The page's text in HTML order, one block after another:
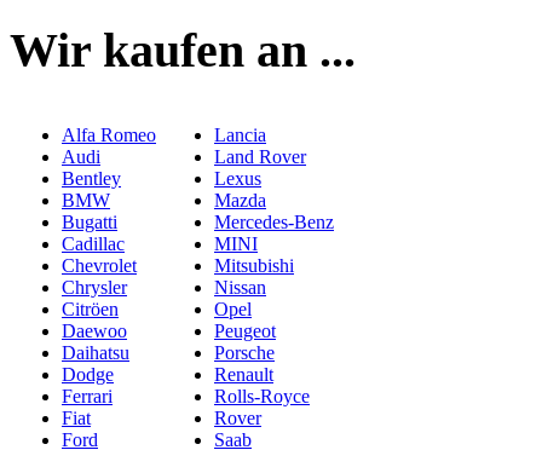
Wir kaufen an ...
Alfa Romeo
Audi
Bentley
BMW
Bugatti
Cadillac
Chevrolet
Chrysler
Citröen
Daewoo
Daihatsu
Dodge
Ferrari
Fiat
Ford
Lancia
Land Rover
Lexus
Mazda
Mercedes-Benz
MINI
Mitsubishi
Nissan
Opel
Peugeot
Porsche
Renault
Rolls-Royce
Rover
Saab